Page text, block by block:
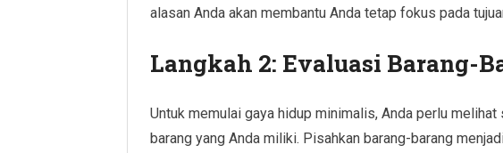
alasan Anda akan membantu Anda tetap fokus pada
Langkah 2: Evaluasi Barang-
Untuk memulai gaya hidup minimalis, Anda perlu
barang yang Anda miliki. Pisahkan barang-barang